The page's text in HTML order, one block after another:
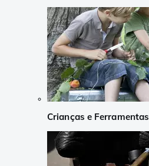
Crianças e Ferramentas